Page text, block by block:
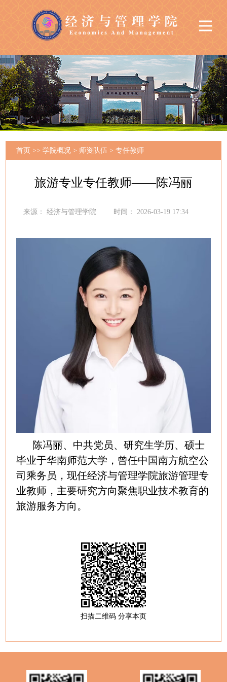
首页 >> 学院概况> 师资队伍> 专任教师
旅游专业专任教师——陈冯丽
来源： 经济与管理学院 时间： 2026-03-19 17:34
陈冯丽、中共党员、研究生学历、硕士
毕业于华南师范大学，曾任中国南方航空公
司乘务员，现任经济与管理学院旅游管理专
业教师，主要研究方向聚焦职业技术教育的
旅游服务方向。
扫描二维码 分享本页